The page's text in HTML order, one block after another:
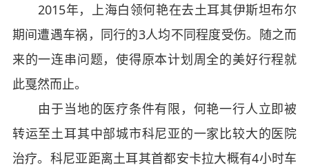
2015年，上海白领何艳在去土耳其伊斯坦布尔
期间遭遇车祸，同行的3人均不同程度受伤。随之而
来的一连串问题，使得原本计划周全的美好行程就
此戛然而止。
由于当地的医疗条件有限，何艳一行人立即被
转运至土耳其中部城市科尼亚的一家比较大的医院
治疗。科尼亚距离土耳其首都安卡拉大概有4小时车